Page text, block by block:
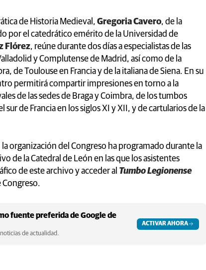
de Historia Medieval, Gregoria Cavero, de la
por el catedrático emérito de la Universidad de
Flórez, reúne durante dos días a especialistas de las
y Complutense de Madrid, así como de la
de Toulouse en Francia y de la italiana de Siena. En su
permitirá compartir impresiones en torno a la
de las sedes de Braga y Coimbra, de los tumbos
sur de Francia en los siglos XI y XII, y de cartularios de la
organización del Congreso ha programado durante la
de la Catedral de León en las que los asistentes
de este archivo y acceder al Tumbo Legionense
Congreso.
fuente preferida de Google de
de actualidad.
ACTIVAR AHORA